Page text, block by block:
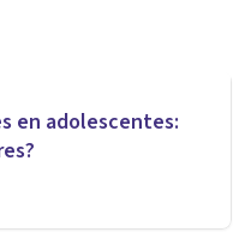
en adolescentes: